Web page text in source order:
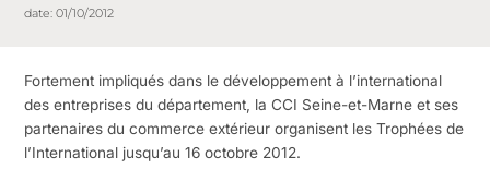
date: 01/10/2012
Fortement impliqués dans le développement à l’international
des entreprises du département, la CCI Seine-et-Marne et ses
partenaires du commerce extérieur organisent les Trophées de
l’International jusqu’au 16 octobre 2012.